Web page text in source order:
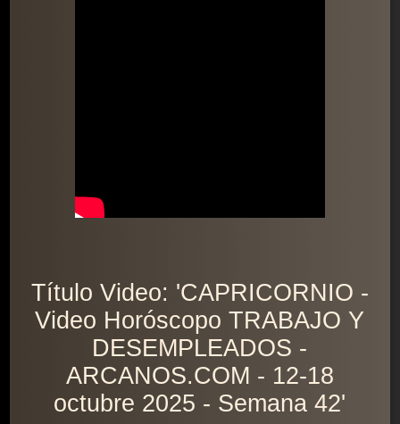
Título Video: 'CAPRICORNIO -
Video Horóscopo TRABAJO Y
DESEMPLEADOS -
ARCANOS.COM - 12-18
octubre 2025 - Semana 42'